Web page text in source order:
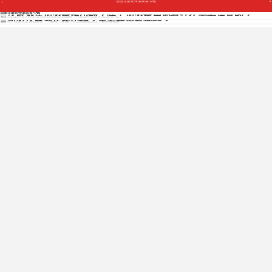
加盟汉庭优佳酒店多少钱
加盟汉庭优佳酒店多少钱
汉庭酒店加盟费多少钱？除了加盟费用还有什么需要注意的？
汉庭酒店作为经济型酒店行业的优选品牌，在2020年以前完成100%“去...
加盟汉庭酒店多少钱？主要费用有哪些？
对于很多人来说都会有一个拥有一家属于自己的酒店梦想，甚至有很多...